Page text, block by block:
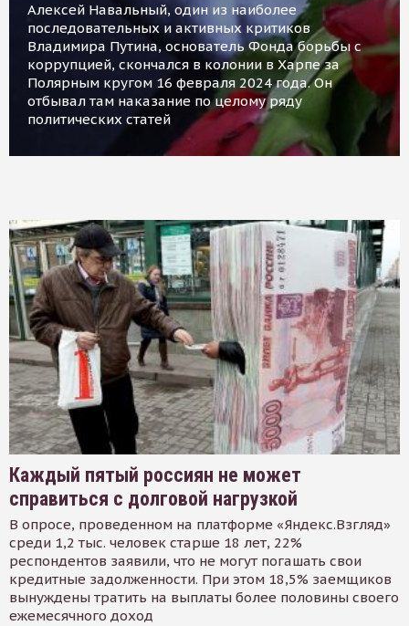
Алексей Навальный, один из наиболее
последовательных и активных критиков
Владимира Путина, основатель Фонда борьбы с
коррупцией, скончался в колонии в Харпе за
Полярным кругом 16 февраля 2024 года. Он
отбывал там наказание по целому ряду
политических статей
Каждый пятый россиян не может
справиться с долговой нагрузкой
В опросе, проведенном на платформе «Яндекс.Взгляд»
среди 1,2 тыс. человек старше 18 лет, 22%
респондентов заявили, что не могут погашать свои
кредитные задолженности. При этом 18,5% заемщиков
вынуждены тратить на выплаты более половины своего
ежемесячного доход